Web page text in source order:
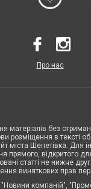
Про нас
матеріалів без
розміщення в тексті
міста Шепетівка. Для
прямого, відкритого
статті не нижче
виняткових прав
компаній",